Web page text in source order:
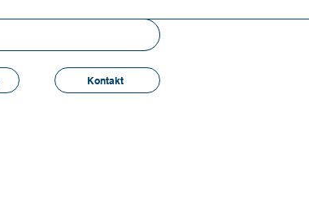
Kontakt